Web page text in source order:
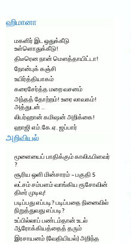
ஹிமானா
மகளிர் இட ஒதுக்கீடு
உள்ளொதுக்கீடு!
திடீரென நான் மௌத்தாயிட்டா!
நோன்புக் கஞ்சி
உயிர்த்தியாகம்
கரைசேர்த்த மறை வசனம்
அந்தத் தோற்றம்! உரை லாவகம்!
அத்துடன் ..
லிபர்ஹான் கமிஷன் அறிக்கை!
ஹாஜி எம்.கே.ஏ. ஜப்பார்
அறிவியல்
மூளையைப் பாதிக்கும் காலிஃபிளவர்
?
சூரிய ஒளி மின்சாரம் – பகுதி 5
லட்சம் சம்பளம் வாங்கிய ரூசோவின்
திடீர் முடிவு!
படிப்பது எப்படி? படிப்பதை நினைவில்
நிறுத்துவது எப்படி?
உப்பில்லாப் பண்டம்தான் உடல்
ஆரோக்கியத்தைத் தரும்
இரசாயனம் (வேதியியல்) அறிந்த